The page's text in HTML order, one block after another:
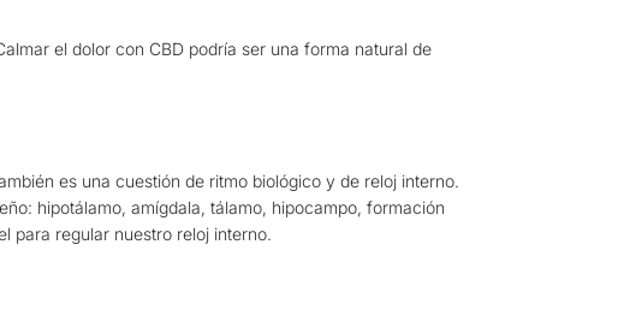
el dolor con CBD podría ser una forma natural de
es una cuestión de ritmo biológico y de reloj interno.
hipotálamo, amígdala, tálamo, hipocampo, formación
para regular nuestro reloj interno.